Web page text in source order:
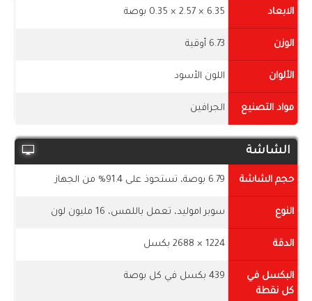
الابعاد 6.35 × 2.57 × 0.35 بوصة
الوزن 6.73 أوقية
الألوان اللون الأسود
مواد التصنيع الجرافين
الشاشة
حجم الشاشة 6.79 بوصة، تستحوذ على 91.4% من الجهاز
النوع سوبر اموليد، تعمل باللمس، 16 مليون لون
الدقة 1224 × 2688 بكسل
البكسل في
كل نقطة
439 بكسل في كل بوصة